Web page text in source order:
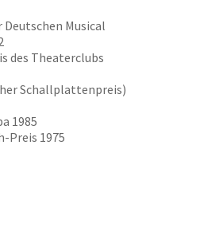
Deutschen Musical
des Theaterclubs
Schallplattenpreis)
1985
Preis 1975